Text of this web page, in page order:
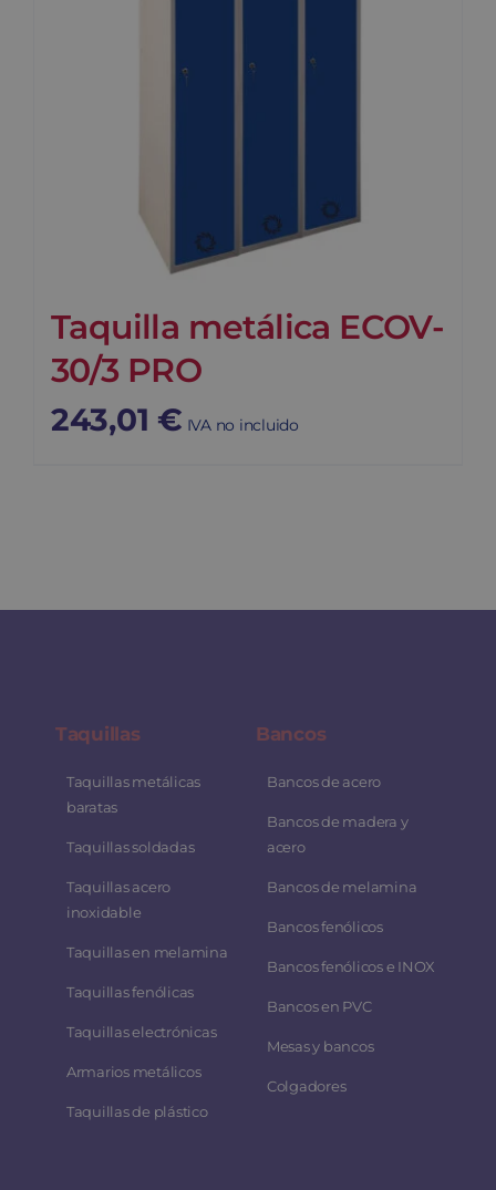
Taquilla metálica ECOV-
30/3 PRO
243,01 € IVA no incluido
Taquillas
Taquillas metálicas
baratas
Taquillas soldadas
Taquillas acero
inoxidable
Taquillas en melamina
Taquillas fenólicas
Taquillas electrónicas
Armarios metálicos
Taquillas de plástico
Bancos
Bancos de acero
Bancos de madera y
acero
Bancos de melamina
Bancos fenólicos
Bancos fenólicos e INOX
Bancos en PVC
Mesas y bancos
Colgadores